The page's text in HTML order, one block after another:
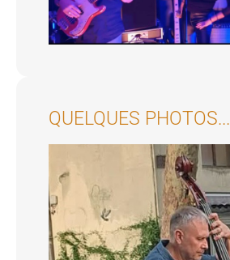
QUELQUES PHOTOS...